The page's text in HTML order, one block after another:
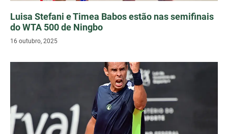
Luisa Stefani e Timea Babos estão nas semifinais
do WTA 500 de Ningbo
16 outubro, 2025